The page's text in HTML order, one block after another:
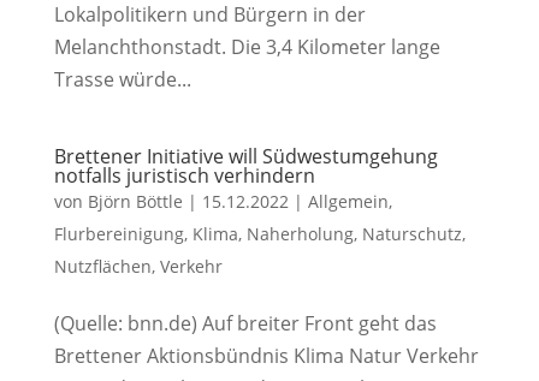
Lokalpolitikern und Bürgern in der
Melanchthonstadt. Die 3,4 Kilometer lange
Trasse würde...
Brettener Initiative will Südwestumgehung
notfalls juristisch verhindern
von Björn Böttle | 15.12.2022| Allgemein,
Flurbereinigung, Klima, Naherholung, Naturschutz,
Nutzflächen, Verkehr
(Quelle: bnn.de) Auf breiter Front geht das
Brettener Aktionsbündnis Klima Natur Verkehr